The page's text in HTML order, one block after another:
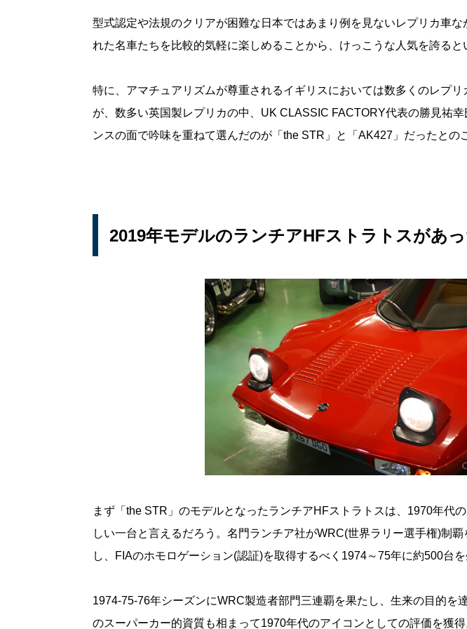
型式認定や法規のクリアが困難な日本ではあまり例を見ないレプリカ車
れた名車たちを比較的気軽に楽しめることから、けっこうな人気を誇ると
特に、アマチュアリズムが尊重されるイギリスにおいては数多くのレプ
が、数多い英国製レプリカの中、UK CLASSIC FACTORY代表の勝見祐
ンスの面で吟味を重ねて選んだのが「the STR」と「AK427」だったとの
2019年モデルのランチアHFストラトスがあ
まず「the STR」のモデルとなったランチアHFストラトスは、1970年代
しい一台と言えるだろう。名門ランチア社がWRC(世界ラリー選手権)制
し、FIAのホモロゲーション(認証)を取得するべく1974～75年に約500台を
1974-75-76年シーズンにWRC製造者部門三連覇を果たし、生来の目的を
のスーパーカー的資質も相まって1970年代のアイコンとしての評価を獲